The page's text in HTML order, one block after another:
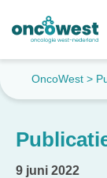
OncoWest >
9 juni 2022